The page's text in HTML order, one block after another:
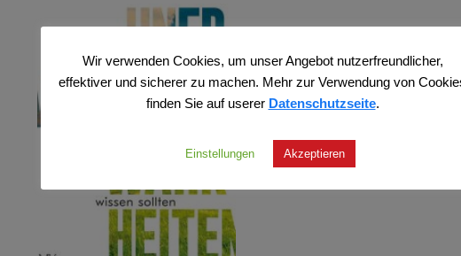
Wir verwenden Cookies, um unser Angebot nutzerfreundlicher,
effektiver und sicherer zu machen. Mehr zur Verwendung von
finden Sie auf userer Datenschutzseite.
Einstellungen Akzeptieren